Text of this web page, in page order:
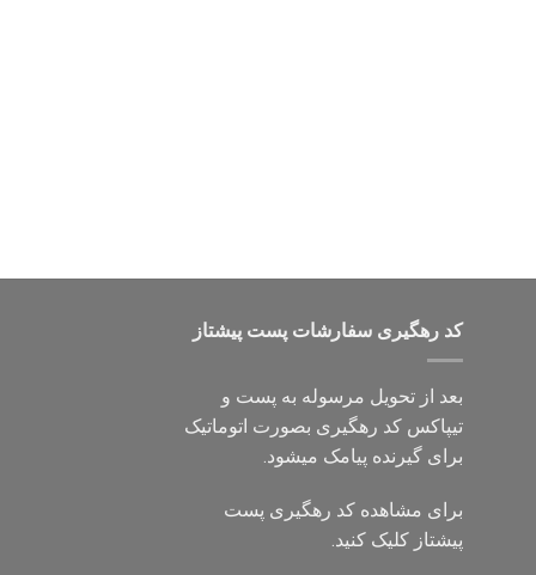
کد رهگیری سفارشات پست پیشتاز
بعد از تحویل مرسوله به پست و
تیپاکس کد رهگیری بصورت اتوماتیک
برای گیرنده پیامک میشود.
برای مشاهده کد رهگیری پست
پیشتاز کلیک کنید.